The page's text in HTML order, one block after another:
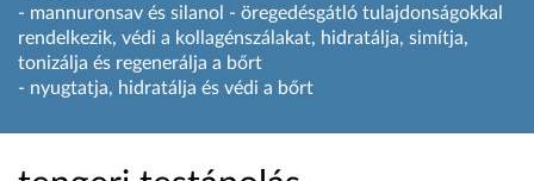
- mannuronsav és silanol - öregedésgátló tulajdonságokkal
rendelkezik, védi a kollagénszálakat, hidratálja, simítja,
tonizálja és regenerálja a bőrt
- nyugtatja, hidratálja és védi a bőrt